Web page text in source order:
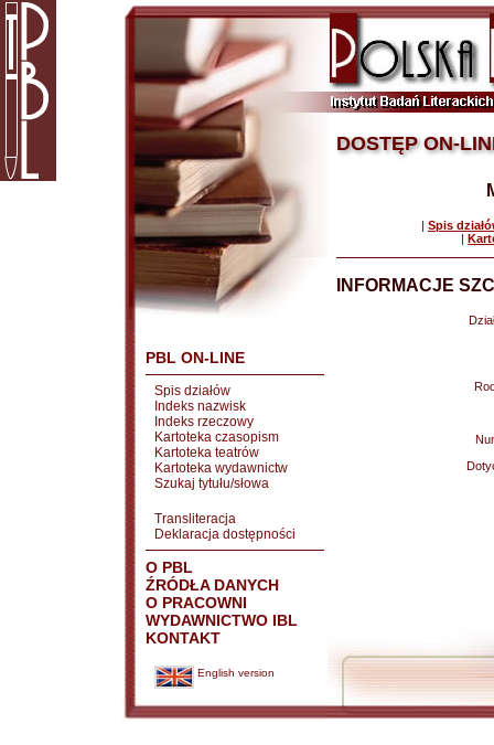
PBL ON-LINE
Spis działów
Indeks nazwisk
Indeks rzeczowy
Kartoteka czasopism
Kartoteka teatrów
Kartoteka wydawnictw
Szukaj tytułu/słowa
Transliteracja
Deklaracja dostępności
O PBL
ŹRÓDŁA DANYCH
O PRACOWNI
WYDAWNICTWO IBL
KONTAKT
English version
DOSTĘP ON-
| Spis
|
INFORMACJE